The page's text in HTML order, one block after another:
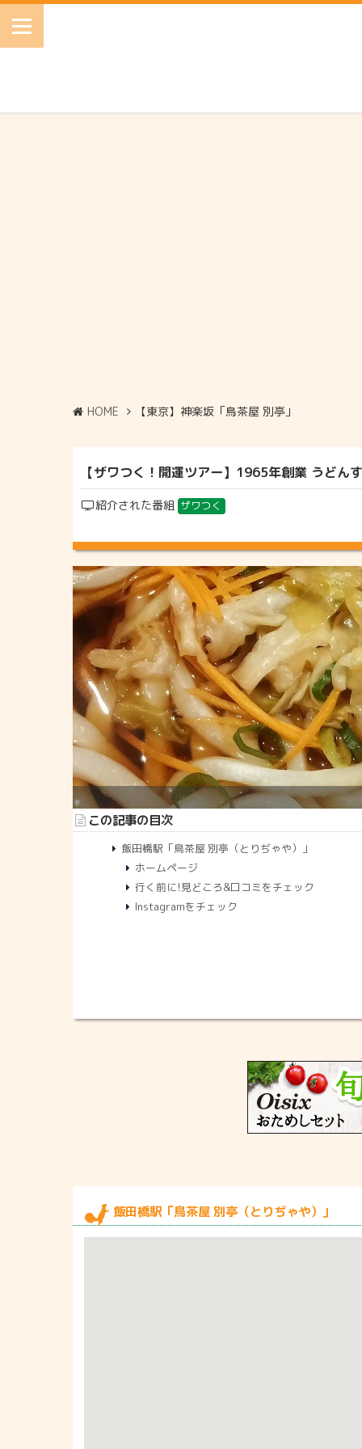
HOME 【東京】神楽坂「鳥茶屋 別亭」
【ザワつく！開運ツアー】1965年創業 うど
紹介された番組 ザワつく
この記事の目次
飯田橋駅「鳥茶屋 別亭（とりぢゃや）」
ホームページ
行く前に!見どころ&口コミをチェック
Instagramをチェック
飯田橋駅「鳥茶屋 別亭（とりぢゃや）」